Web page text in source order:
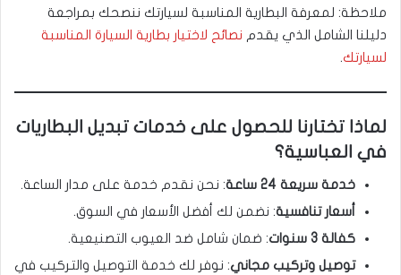
ملاحظة: لمعرفة البطارية المناسبة لسيارتك ننصحك بمراجعة
دليلنا الشامل الذي يقدم نصائح لاختيار بطارية السيارة المناسبة
لسيارتك.
لماذا تختارنا للحصول على خدمات تبديل البطاريات
في العباسية؟
خدمة سريعة 24 ساعة
: نحن نقدم خدمة على مدار الساعة.
أسعار تنافسية: نضمن لك أفضل الأسعار في السوق.
كفالة 3 سنوات
: ضمان شامل ضد العيوب التصنيعية.
توصيل وتركيب مجاني: نوفر لك خدمة التوصيل والتركيب في